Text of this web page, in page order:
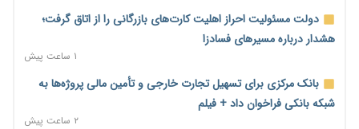
دولت مسئولیت احراز اهلیت کارت‌های بازرگانی را از اتاق گرفت؛
هشدار درباره مسیرهای فسادزا
۱ ساعت پیش
بانک مرکزی برای تسهیل تجارت خارجی و تأمین مالی پروژه‌ها به
شبکه بانکی فراخوان داد + فیلم
۲ ساعت پیش